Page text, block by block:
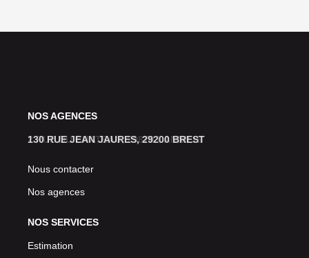
NOS AGENCES
130 RUE JEAN JAURES, 29200 BREST
Nous contacter
Nos agences
NOS SERVICES
Estimation